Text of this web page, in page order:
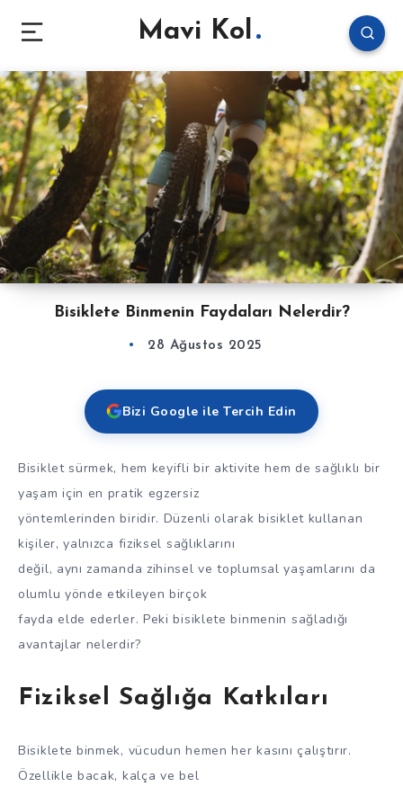
Mavi Kol
Bisiklete Binmenin Faydaları Nelerdir?
28 Ağustos 2025
Bizi Google ile Tercih Edin
Bisiklet sürmek, hem keyifli bir aktivite hem de sağlıklı bir
yaşam için en pratik egzersiz
yöntemlerinden biridir. Düzenli olarak bisiklet kullanan
kişiler, yalnızca fiziksel sağlıklarını
değil, aynı zamanda zihinsel ve toplumsal yaşamlarını da
olumlu yönde etkileyen birçok
fayda elde ederler. Peki bisiklete binmenin sağladığı
avantajlar nelerdir?
Fiziksel Sağlığa Katkıları
Bisiklete binmek, vücudun hemen her kasını çalıştırır.
Özellikle bacak, kalça ve bel